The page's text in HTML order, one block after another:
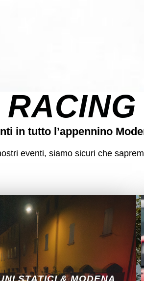
in tutto l’appennino
eventi, siamo sicuri che